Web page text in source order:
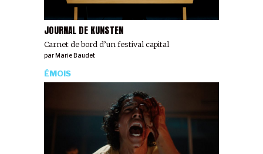
JOURNAL DE KUNSTEN
Carnet de bord d’un festival capital
parMarie Baudet
ÉMOIS